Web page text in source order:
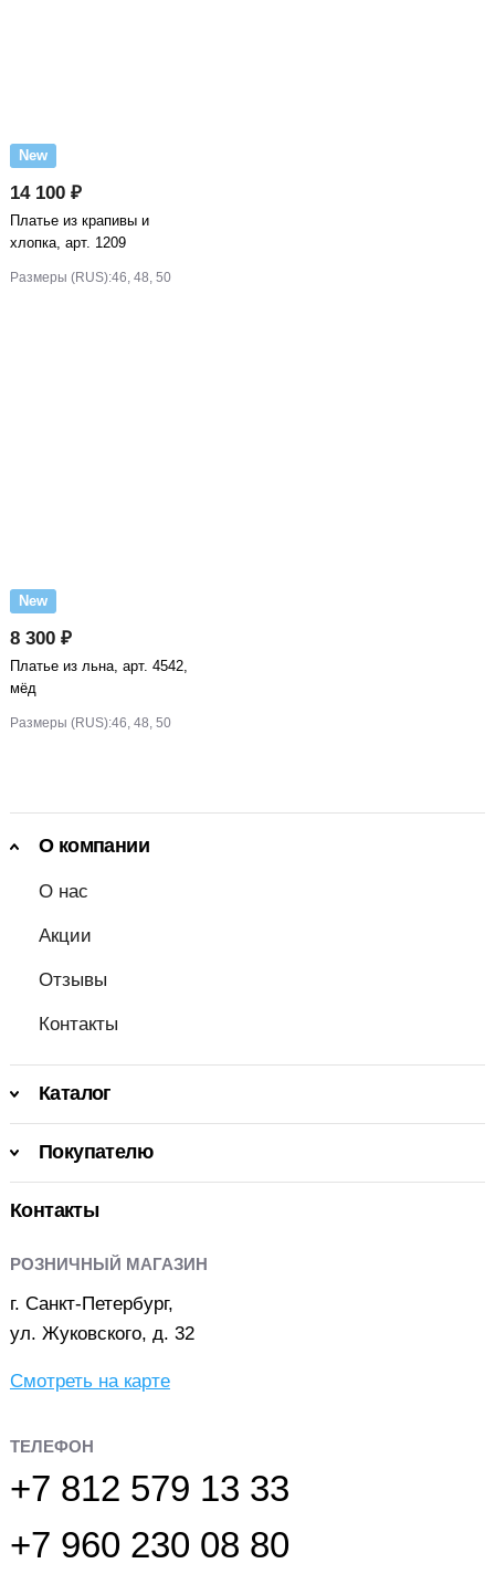
New
14 100 ₽
Платье из крапивы и
хлопка, арт. 1209
Размеры (RUS):46, 48, 50
New
8 300 ₽
Платье из льна, арт. 4542,
мёд
Размеры (RUS):46, 48, 50
О компании
О нас
Акции
Отзывы
Контакты
Каталог
Покупателю
Контакты
РОЗНИЧНЫЙ МАГАЗИН
г. Санкт-Петербург,
ул. Жуковского, д. 32
Смотреть на карте
ТЕЛЕФОН
+7 812 579 13 33
+7 960 230 08 80